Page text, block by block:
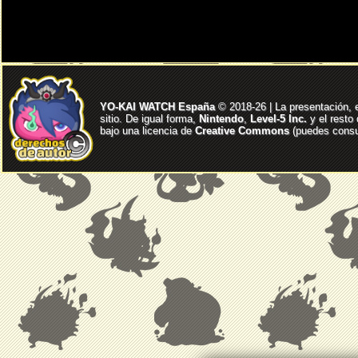
YO-KAI WATCH España© 2018-26 | La presentación,
sitio. De igual forma, Nintendo, Level-5 Inc. y el resto
bajo una licencia deCreative Commons(puedes